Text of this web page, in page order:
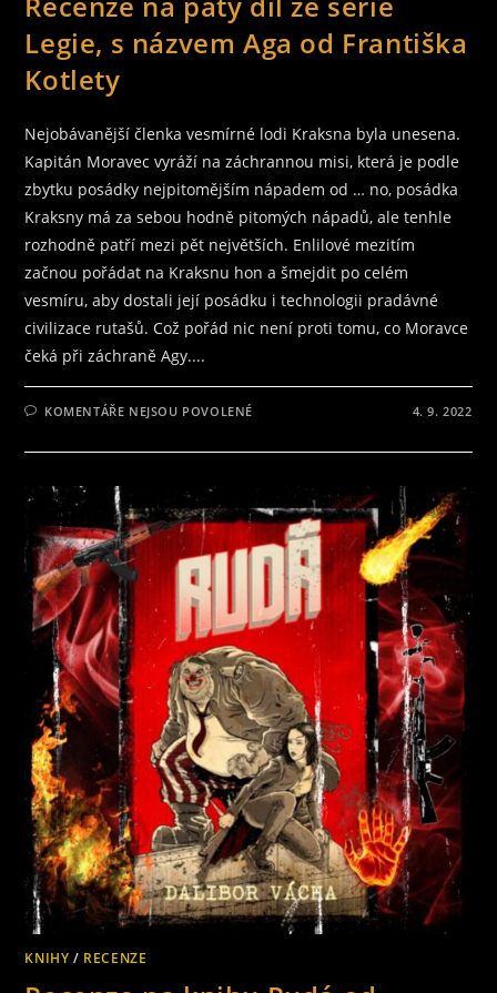
Legie, s názvem Aga od Františka
Kotlety
Nejobávanější členka vesmírné lodi Kraksna byla unesena.
Kapitán Moravec vyráží na záchrannou misi, která je podle
zbytku posádky nejpitomějším nápadem od … no, posádka
Kraksny má za sebou hodně pitomých nápadů, ale tenhle
rozhodně patří mezi pět největších. Enlilové mezitím
začnou pořádat na Kraksnu hon a šmejdit po celém
vesmíru, aby dostali její posádku i technologii pradávné
civilizace rutašů. Což pořád nic není proti tomu, co Moravce
čeká při záchraně Agy....
KOMENTÁŘE NEJSOU POVOLENÉ
NÁZVEM
DÍL
ZE
SÉRIE
LEGIE,
NÁZVEM
OD
FRANTIŠKA
KOTLETY
4. 9. 2022
KNIHY / RECENZE